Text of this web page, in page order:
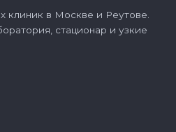
клиник в Москве и Реутове.
стационар и узкие